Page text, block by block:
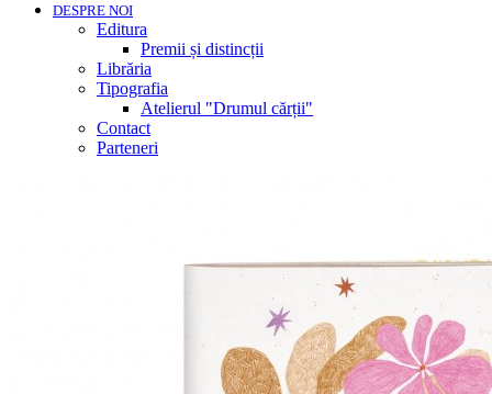
DESPRE NOI
Editura
Premii și distincții
Librăria
Tipografia
Atelierul "Drumul cărții"
Contact
Parteneri